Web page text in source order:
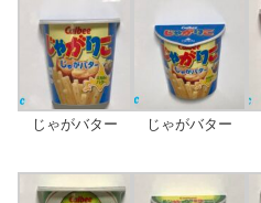
じゃがバター じゃがバター